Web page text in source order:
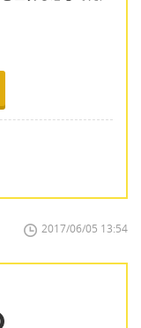
2017/06/05 13:54